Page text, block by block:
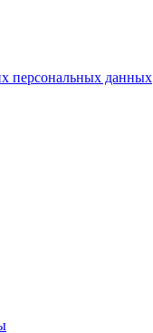
персональных данных